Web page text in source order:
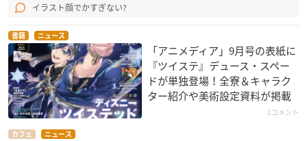
イラスト顔でかすぎない?
書籍 ニュース
「アニメディア」9月号の表紙に
『ツイステ』デュース・スペー
ドが単独登場！全寮＆キャラク
ター紹介や美術設定資料が掲載
1コメント
カフェ ニュース